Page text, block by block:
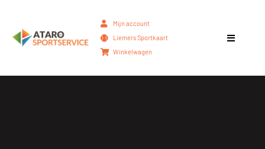
Mijn account
Liemers Sportkaart
Winkelwagen